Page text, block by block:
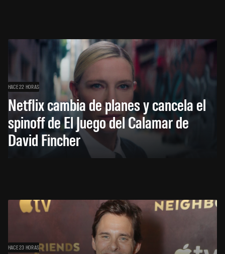
HACE 22 HORAS
Netflix cambia de planes y cancela el
spinoff de El Juego del Calamar de
David Fincher
HACE 23 HORAS